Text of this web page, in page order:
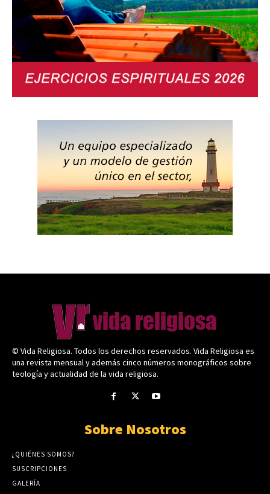
© Vida Religiosa. Todos los derechos reservados. Vida Religiosa es
una revista mensual y además cinco números monográficos sobre
teología y actualidad de la vida religiosa.
Sobre Nosotros
¿QUIÉNES SOMOS?
SUSCRIPCIONES
GALERÍA